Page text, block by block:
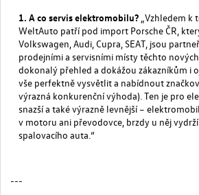
A co servis elektromobilu? „Vzhledem k
WeltAuto patří pod import Porsche ČR,
Volkswagen, Audi, Cupra, SEAT, jsou
prodejními a servisními místy těchto
dokonalý přehled a dokážou zákazníkům i
vše perfektně vysvětlit a nabídnout
výrazná konkurenční výhoda). Ten je pro
snazší a také výrazně levnější –
v motoru ani převodovce, brzdy u něj
spalovacího auta.“
---